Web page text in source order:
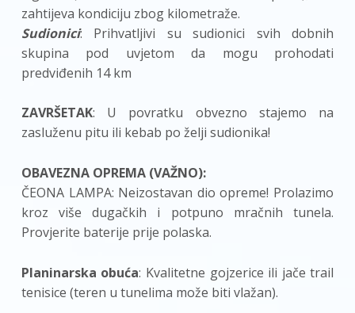
zahtijeva kondiciju zbog kilometraže.
Sudionici: Prihvatljivi su sudionici svih dobnih
skupina pod uvjetom da mogu prohodati
predviđenih 14 km
ZAVRŠETAK: U povratku obvezno stajemo na
zasluženu pitu ili kebab po želji sudionika!
OBAVEZNA OPREMA (VAŽNO):
ČEONA LAMPA: Neizostavan dio opreme! Prolazimo
kroz više dugačkih i potpuno mračnih tunela.
Provjerite baterije prije polaska.
Planinarska obuća: Kvalitetne gojzerice ili jače trail
tenisice (teren u tunelima može biti vlažan).